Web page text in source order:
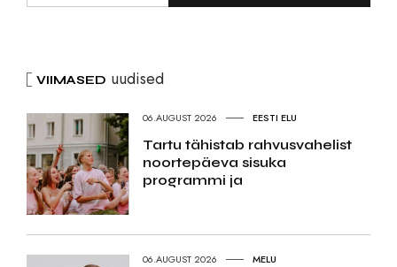
VIIMASED uudised
06.AUGUST 2026 EESTI ELU
Tartu tähistab rahvusvahelist
noortepäeva sisuka
programmi ja
06.AUGUST 2026 MELU